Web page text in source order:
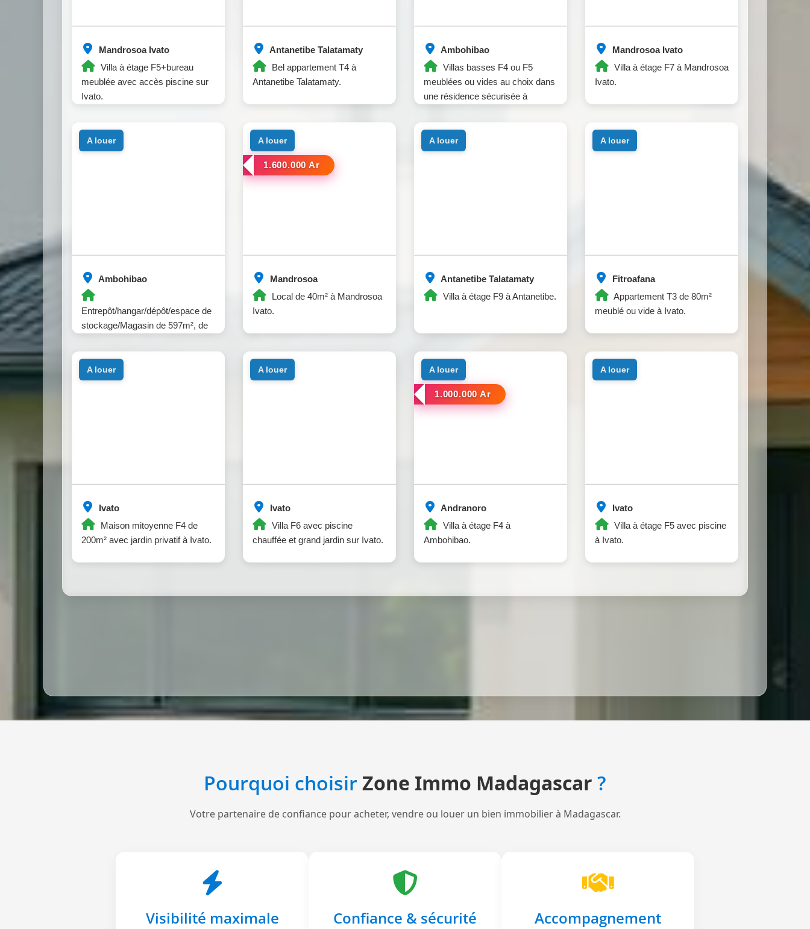
Mandrosoa Ivato
Villa à étage F5+bureau
meublée avec accès piscine sur
Ivato.
Antanetibe Talatamaty
Bel appartement T4 à
Antanetibe Talatamaty.
Ambohibao
Villas basses F4 ou F5
meublées ou vides au choix dans
une résidence sécurisée à
Mandrosoa Ivato
Villa à étage F7 à Mandrosoa
Ivato.
Ambohibao
Entrepôt/hangar/dépôt/espace de
stockage/Magasin de 597m², de
a louer
Mandrosoa
Local de 40m² à Mandrosoa
Ivato.
a louer
1.600.000 Ar
Antanetibe Talatamaty
Villa à étage F9 à Antanetibe.
a louer
Fitroafana
Appartement T3 de 80m²
meublé ou vide à Ivato.
a louer
Ivato
Maison mitoyenne F4 de
200m² avec jardin privatif à Ivato.
a louer
Ivato
Villa F6 avec piscine
chauffée et grand jardin sur Ivato.
a louer
Andranoro
Villa à étage F4 à
Ambohibao.
a louer
1.000.000 Ar
Ivato
Villa à étage F5 avec piscine
à Ivato.
a louer
Pourquoi choisirZone Immo Madagascar ?
Votre partenaire de confiance pour acheter, vendre ou louer un bien immobilier à Madagascar.
Visibilité maximale Confiance & sécurité Accompagnement